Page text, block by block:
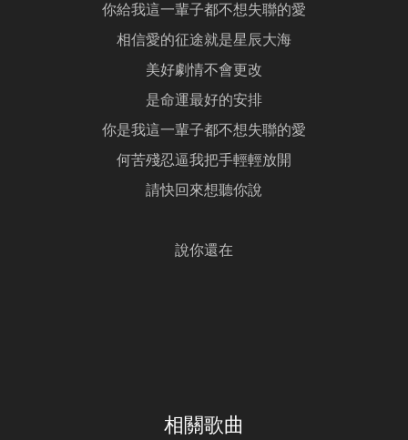
你給我這一輩子都不想失聯的愛
相信愛的征途就是星辰大海
美好劇情不會更改
是命運最好的安排
你是我這一輩子都不想失聯的愛
何苦殘忍逼我把手輕輕放開
請快回來想聽你說
說你還在
相關歌曲